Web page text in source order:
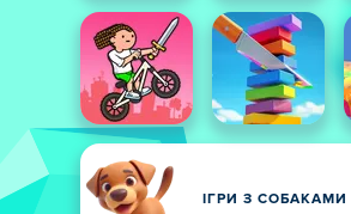
ІГРИ З СОБАКАМИ